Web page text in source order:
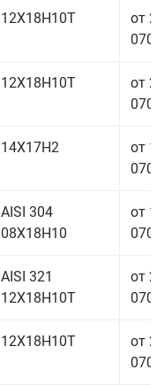
12Х18Н10Т
от
12Х18Н10Т
от
14Х17Н2
от
AISI 304
08Х18Н10
от
AISI 321
12Х18Н10Т
от
12Х18Н10Т
от